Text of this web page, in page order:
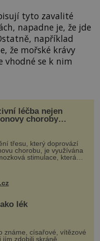
tyto zavalité
napadne je, že jde
například
že mořské krávy
vhodné se k nim
léčba nejen
choroby
třesu, který doprovází
chorobu, je využívána
stimulace, která
vysoce invazivní
přesnému zacílení ...
lék
známe, císařové, vítězové
jím zdobili skráně,